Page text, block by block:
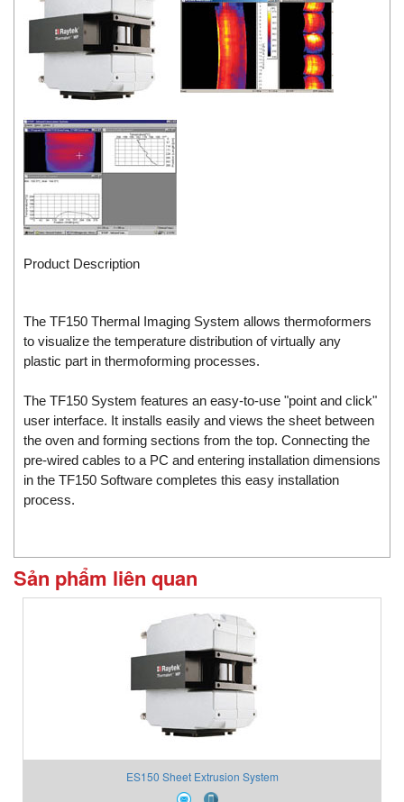
Product Description
The TF150 Thermal Imaging System allows thermoformers
to visualize the temperature distribution of virtually any
plastic part in thermoforming processes.
The TF150 System features an easy-to-use "point and click"
user interface. It installs easily and views the sheet between
the oven and forming sections from the top. Connecting the
pre-wired cables to a PC and entering installation dimensions
in the TF150 Software completes this easy installation
process.
Sản phẩm liên quan
ES150 Sheet Extrusion System